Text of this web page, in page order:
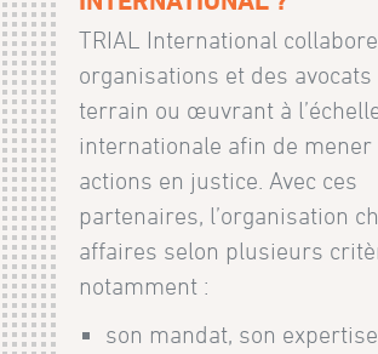
TRIAL International
organisations et des
terrain ou œuvrant à
internationale afin de mener
actions en justice. Avec ces
partenaires, l’organisation
affaires selon plusieurs
notamment :
son mandat, son